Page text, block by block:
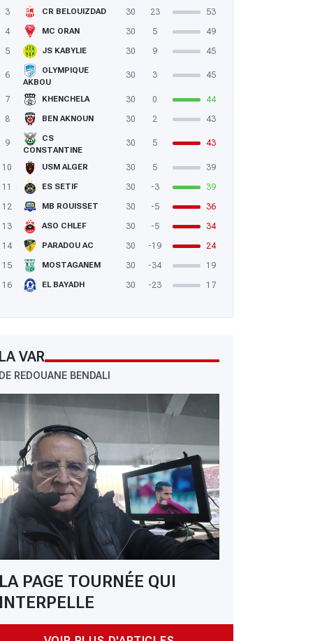
3
CR BELOUIZDAD 30 23
53
4
MC ORAN 30 5
49
5
JS KABYLIE 30 9 45
6
OLYMPIQUE
AKBOU
30 3 45
7 KHENCHELA 30 0
44
8
BEN AKNOUN 30 2 43
9
CS
CONSTANTINE
30 5 43
10 USM ALGER 30 5
39
11
ES SETIF 30 -3
39
12
MB ROUISSET 30 -5
36
13
ASO CHLEF 30 -5
34
14
PARADOU AC 30 -19
24
15
MOSTAGANEM 30 -34
19
16
EL BAYADH 30 -23 17
LA VAR
DE REDOUANE BENDALI
LA PAGE TOURNÉE QUI
INTERPELLE